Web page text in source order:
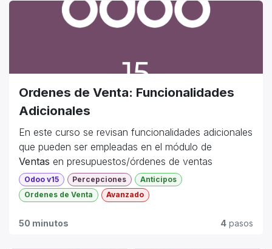
Ordenes de Venta: Funcionalidades
Adicionales
En este curso se revisan funcionalidades adicionales
que pueden ser empleadas en el módulo de
Ventas en presupuestos/órdenes de ventas
Odoo v15 Percepciones
Anticipos
Ordenes de Venta
Avanzado
50 minutos 4 pasos